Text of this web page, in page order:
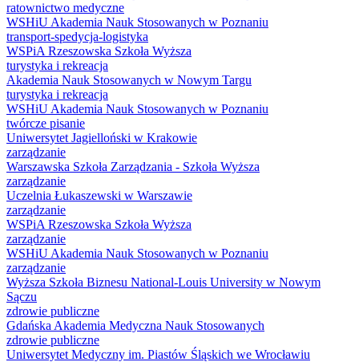
ratownictwo medyczne
WSHiU Akademia Nauk Stosowanych w Poznaniu
transport-spedycja-logistyka
WSPiA Rzeszowska Szkoła Wyższa
turystyka i rekreacja
Akademia Nauk Stosowanych w Nowym Targu
turystyka i rekreacja
WSHiU Akademia Nauk Stosowanych w Poznaniu
twórcze pisanie
Uniwersytet Jagielloński w Krakowie
zarządzanie
Warszawska Szkoła Zarządzania - Szkoła Wyższa
zarządzanie
Uczelnia Łukaszewski w Warszawie
zarządzanie
WSPiA Rzeszowska Szkoła Wyższa
zarządzanie
WSHiU Akademia Nauk Stosowanych w Poznaniu
zarządzanie
Wyższa Szkoła Biznesu National-Louis University w Nowym
Sączu
zdrowie publiczne
Gdańska Akademia Medyczna Nauk Stosowanych
zdrowie publiczne
Uniwersytet Medyczny im. Piastów Śląskich we Wrocławiu